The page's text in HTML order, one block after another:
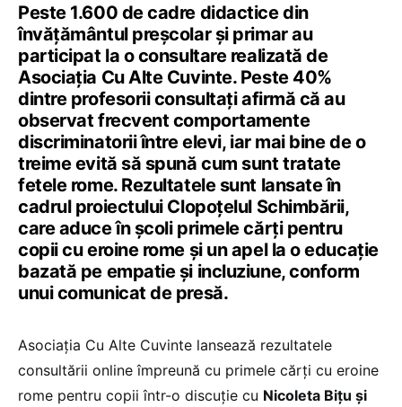
Peste 1.600 de cadre didactice din
învățământul preșcolar și primar au
participat la o consultare realizată de
Asociația Cu Alte Cuvinte. Peste 40%
dintre profesorii consultați afirmă că au
observat frecvent comportamente
discriminatorii între elevi, iar mai bine de o
treime evită să spună cum sunt tratate
fetele rome. Rezultatele sunt lansate în
cadrul proiectului Clopoțelul Schimbării,
care aduce în școli primele cărți pentru
copii cu eroine rome și un apel la o educație
bazată pe empatie și incluziune, conform
unui comunicat de presă.
Asociația Cu Alte Cuvinte lansează rezultatele
consultării online împreună cu primele cărți cu eroine
rome pentru copii într-o discuție cu Nicoleta Bițu și